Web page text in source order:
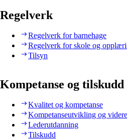
Regelverk
Regelverk for barnehage
Regelverk for skole og
Tilsyn
Kompetanse og tilskudd
Kvalitet og kompetanse
Kompetanseutvikling og
Lederutdanning
Tilskudd